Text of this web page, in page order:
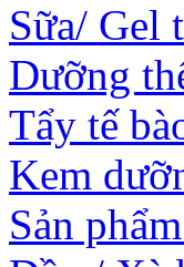
Sữa/ Gel
Dưỡng
Tẩy tế
Kem
Sản